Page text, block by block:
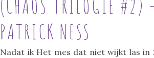
(CHAOS TRILOGIE #2)
PATRICK NESS
Nadat ik Het mes dat niet wijkt las in